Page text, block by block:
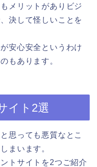
メリットがありビジ
決して怪しいことを
安心安全というわけ
もあります。
イト2選
思っても悪質なとこ
まいます。
トサイトを2つご紹介